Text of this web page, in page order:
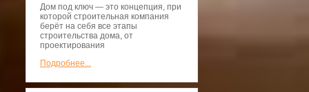
Дом под ключ — это концепция, при
которой строительная компания
берёт на себя все этапы
строительства дома, от
проектирования
Подробнее...